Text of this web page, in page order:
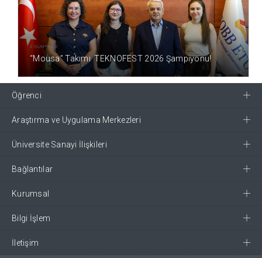
2 GÜN ÖNCE
“Mousa” Takımı TEKNOFEST 2026 Şampiyonu!
Öğrenci
Araştırma ve Uygulama Merkezleri
Üniversite Sanayi İlişkileri
Bağlantılar
Kurumsal
Bilgi İşlem
İletişim